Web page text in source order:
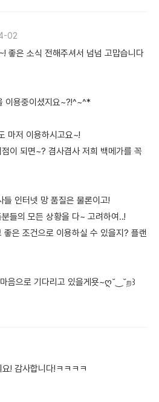
02
좋은 소식 전해주셔서 넘넘 고맙습니다
이용중이셨지요~?!^~^*
마저 이용하시고요~!
이 되면~? 겸사겸사 저희 백메가를 꼭
인터넷 망 품질은 물론이고!
들의 모든 상황을 다~ 고려하여..!
좋은 조건으로 이용하실 수 있을지? 플랜
음으로 기다리고 있을게욧~ღ˘‿˘ற꒱
! 감사합니다!ㅋㅋㅋㅋ